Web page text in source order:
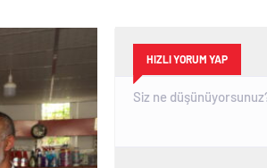
HIZLI YORUM YAP